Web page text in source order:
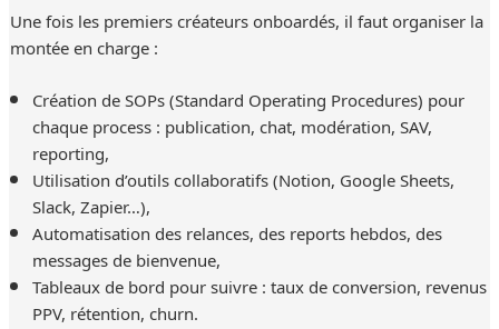
Une fois les premiers créateurs onboardés, il faut organiser la
montée en charge :
Création de SOPs (Standard Operating Procedures) pour
chaque process : publication, chat, modération, SAV,
reporting,
Utilisation d’outils collaboratifs (Notion, Google Sheets,
Slack, Zapier…),
Automatisation des relances, des reports hebdos, des
messages de bienvenue,
Tableaux de bord pour suivre : taux de conversion, revenus
PPV, rétention, churn.